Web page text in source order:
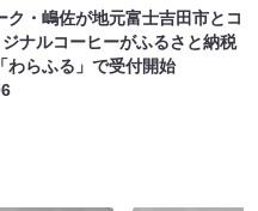
ク・嶋佐が地元富士吉田市とコ
ナルコーヒーがふるさと納税
わらふる」で受付開始